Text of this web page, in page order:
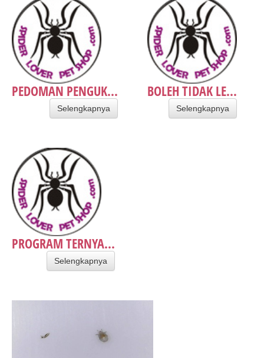
PEDOMAN PENGUK...
Selengkapnya
BOLEH TIDAK LE...
Selengkapnya
PROGRAM TERNYA...
Selengkapnya